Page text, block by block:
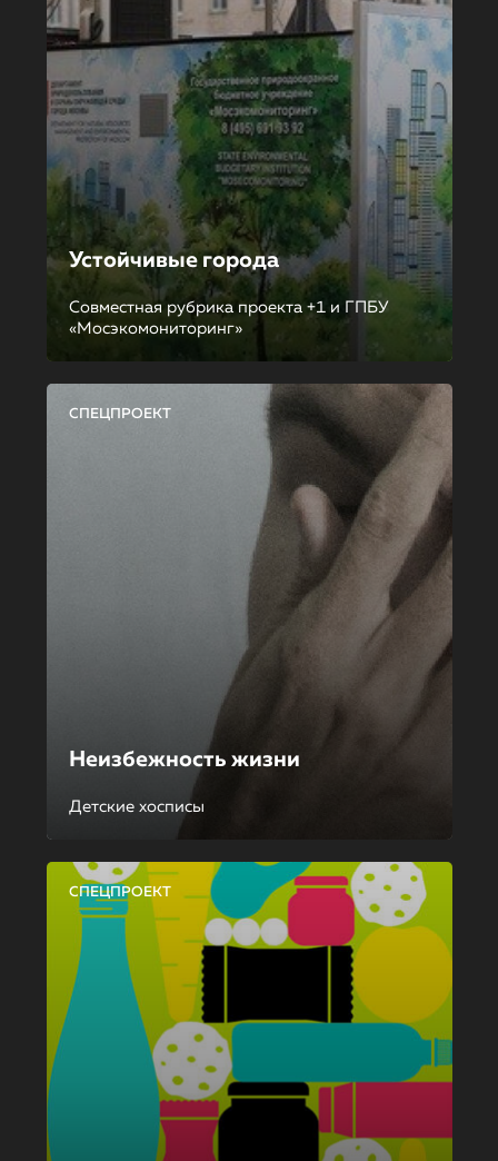
Устойчивые города
Совместная рубрика проекта +1 и ГПБУ
«Мосэкомониторинг»
СПЕЦПРОЕКТ
Неизбежность жизни
Детские хосписы
СПЕЦПРОЕКТ